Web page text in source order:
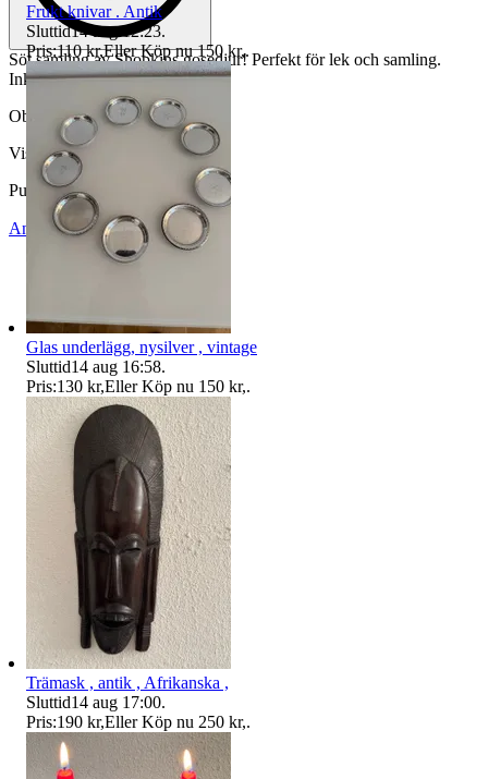
Söt samling av Shopkins gosedjur! Perfekt för lek och samling.
Inkluderar tre olika karaktärer.
Objektnr 737 463 012
Visningar
Publicerad 22 jun 16:17
Anmäl Sälj liknande
Frukt knivar . Antik
Sluttid14 aug 12:23.
Pris:110 kr,Eller Köp nu 150 kr,.
Glas underlägg, nysilver , vintage
Sluttid14 aug 16:58.
Pris:130 kr,Eller Köp nu 150 kr,.
Trämask , antik , Afrikanska ,
Sluttid14 aug 17:00.
Pris:190 kr,Eller Köp nu 250 kr,.